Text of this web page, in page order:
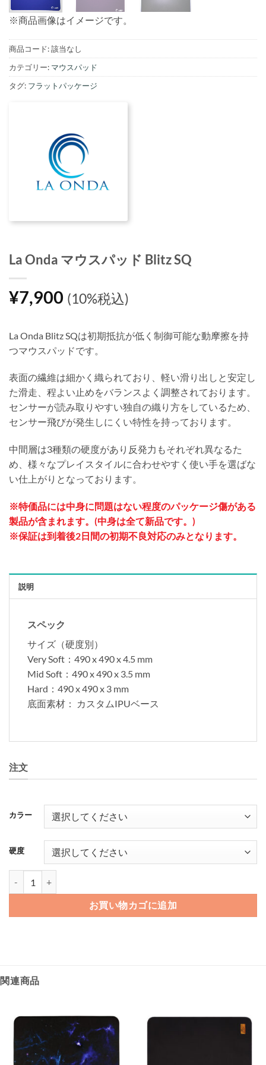
※商品画像はイメージです。
商品コード:該当なし
カテゴリー: マウスパッド
タグ: フラットパッケージ
La Onda マウスパッド Blitz SQ
¥7,900 (10%税込)
La Onda Blitz SQは初期抵抗が低く制御可能な動摩擦を持
つマウスパッドです。
表面の繊維は細かく織られており、軽い滑り出しと安定し
た滑走、程よい止めをバランスよく調整されております。
センサーが読み取りやすい独自の織り方をしているため、
センサー飛びが発生しにくい特性を持っております。
中間層は3種類の硬度があり反発力もそれぞれ異なるた
め、様々なプレイスタイルに合わせやすく使い手を選ばな
い仕上がりとなっております。
※特価品には中身に問題はない程度のパッケージ傷がある
製品が含まれます。(中身は全て新品です。)
※保証は到着後2日間の初期不良対応のみとなります。
説明
スペック
サイズ（硬度別）
Very Soft：490 x 490 x 4.5 mm
Mid Soft：490 x 490 x 3.5 mm
Hard：490 x 490 x 3 mm
底面素材： カスタムIPUベース
注文
カラー
硬度
お買い物カゴに追加
関連商品